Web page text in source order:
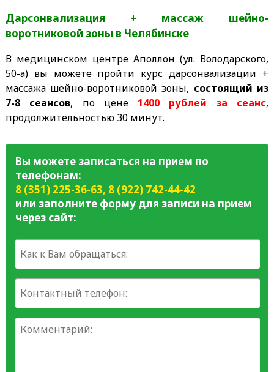
Дарсонвализация + массаж шейно-
воротниковой зоны в Челябинске
В медицинском центре Аполлон (ул. Володарского,
50-а) вы можете пройти курс дарсонвализации +
массажа шейно-воротниковой зоны, состоящий из
7-8 сеансов, по цене 1400 рублей за сеанс,
продолжительностью 30 минут.
Вы можете записаться на прием по
телефонам:
8 (351) 225-36-63, 8 (922) 742-44-42
или заполните форму для записи на прием
через сайт: